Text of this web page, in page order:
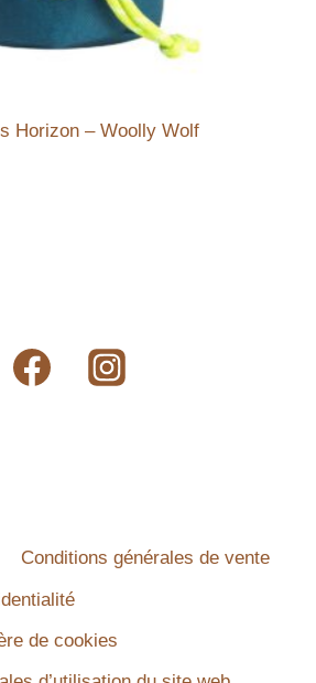
Horizon – Woolly Wolf
Conditions générales de vente
de cookies